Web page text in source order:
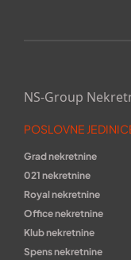
NS-Group
POSLOVNE
Grad nekretnine
021 nekretnine
Royal nekretnine
Office nekretnine
Klub nekretnine
Spens nekretnine